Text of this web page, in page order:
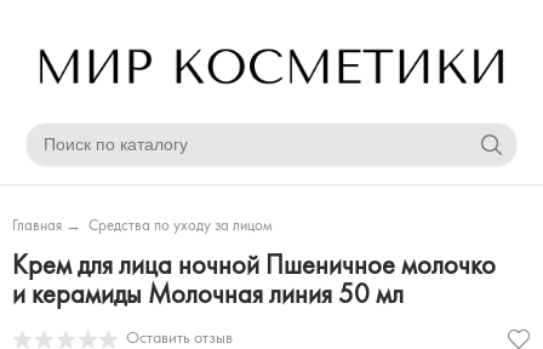
Главная → Средства по уходу за лицом
Крем для лица ночной Пшеничное молочко
и керамиды Молочная линия 50 мл
Оставить отзыв